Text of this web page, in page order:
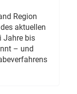
Region
aktuellen
Jahre bis
– und